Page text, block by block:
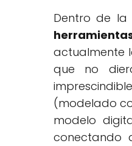
Dentro de la
actualmente
que no
(modelado
modelo
conectando